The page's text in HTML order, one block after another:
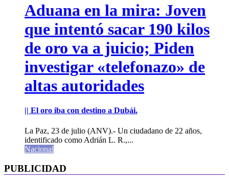
Aduana en la mira: Joven
que intentó sacar 190 kilos
de oro va a juicio; Piden
investigar «telefonazo» de
altas autoridades
|| El oro iba con destino a Dubái.
La Paz, 23 de julio (ANV).- Un ciudadano de 22 años,
identificado como Adrián L. R.,...
Nacional
PUBLICIDAD